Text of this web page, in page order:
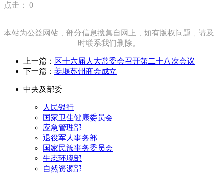
点击： 0
本站为公益网站，部分信息搜集自网上，如有版权问题，请及
时联系我们删除。
上一篇： 区十六届人大常委会召开第二十八次会议
下一篇： 姜堰苏州商会成立
中央及部委
人民银行
国家卫生健康委员会
应急管理部
退役军人事务部
国家民族事务委员会
生态环境部
自然资源部